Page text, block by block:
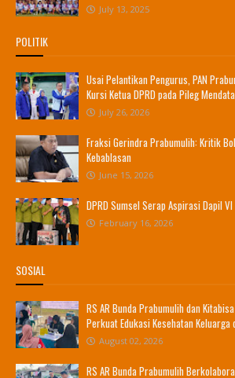
July 13, 2025
POLITIK
Usai Pelantikan Pengurus, PAN
Kursi Ketua DPRD pada Pileg
July 26, 2026
Fraksi Gerindra Prabumulih: Kritik
Kebablasan
June 15, 2026
DPRD Sumsel Serap Aspirasi Dapil VI
February 16, 2026
SOSIAL
RS AR Bunda Prabumulih dan
Perkuat Edukasi Kesehatan Keluarga
August 02, 2026
RS AR Bunda Prabumulih